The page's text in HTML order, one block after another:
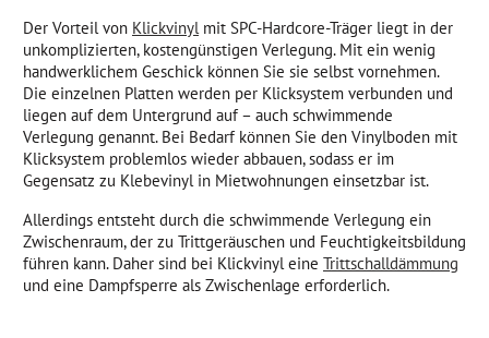
Der Vorteil von Klickvinylmit SPC-Hardcore-Träger liegt in der
unkomplizierten, kostengünstigen Verlegung. Mit ein wenig
handwerklichem Geschick können Sie sie selbst vornehmen.
Die einzelnen Platten werden per Klicksystem verbunden und
liegen auf dem Untergrund auf – auch schwimmende
Verlegung genannt. Bei Bedarf können Sie den Vinylboden mit
Klicksystem problemlos wieder abbauen, sodass er im
Gegensatz zu Klebevinyl in Mietwohnungen einsetzbar ist.
Allerdings entsteht durch die schwimmende Verlegung ein
Zwischenraum, der zu Trittgeräuschen und Feuchtigkeitsbildung
führen kann. Daher sind bei Klickvinyl eine Trittschalldämmung
und eine Dampfsperre als Zwischenlage erforderlich.